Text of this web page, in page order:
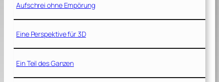
Aufschrei ohne Empörung
Eine Perspektive für 3D
Ein Teil des Ganzen